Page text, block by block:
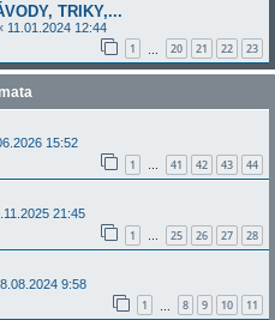
TRIKY,...
11.01.2024 12:44
1 20 21 22 23
15:52
1 … 41 42 43 44
21:45
1 … 25 26 27 28
8.08.2024 9:58
1 8 9 10 11